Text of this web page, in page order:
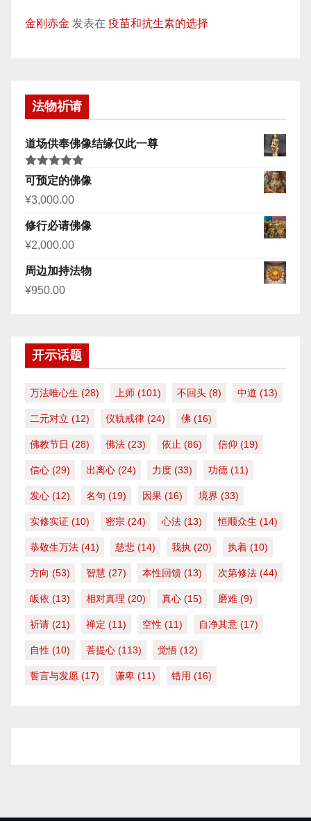
金刚赤金 发表在 疫苗和抗生素的选择
法物祈请
道场供奉佛像结缘仅此一尊
评分5.00
&sol; 5
可预定的佛像
¥3,000.00
修行必请佛像
¥2,000.00
周边加持法物
¥950.00
开示话题
万法唯心生 (28) 上师 (101) 不回头 (8) 中道 (13)
二元对立 (12) 仪轨戒律 (24) 佛 (16)
佛教节日 (28) 佛法 (23) 依止 (86) 信仰 (19)
信心 (29) 出离心 (24) 力度 (33) 功德 (11)
发心 (12) 名句 (19) 因果 (16) 境界 (33)
实修实证 (10) 密宗 (24) 心法 (13) 恒顺众生 (14)
恭敬生万法 (41) 慈悲 (14) 我执 (20) 执着 (10)
方向 (53) 智慧 (27) 本性回馈 (13) 次第修法 (44)
皈依 (13) 相对真理 (20) 真心 (15) 磨难 (9)
祈请 (21) 禅定 (11) 空性 (11) 自净其意 (17)
自性 (10) 菩提心 (113) 觉悟 (12)
誓言与发愿 (17) 谦卑 (11) 错用 (16)